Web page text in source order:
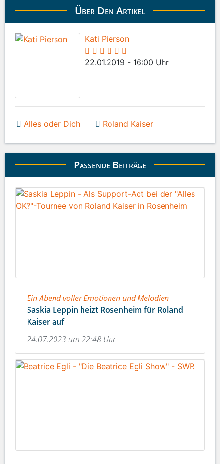
Über Den Artikel
Kati Pierson
22.01.2019 - 16:00 Uhr
Alles oder Dich Roland Kaiser
Passende Beiträge
Ein Abend voller Emotionen und Melodien
Saskia Leppin heizt Rosenheim für Roland
Kaiser auf
24.07.2023 um 22:48 Uhr